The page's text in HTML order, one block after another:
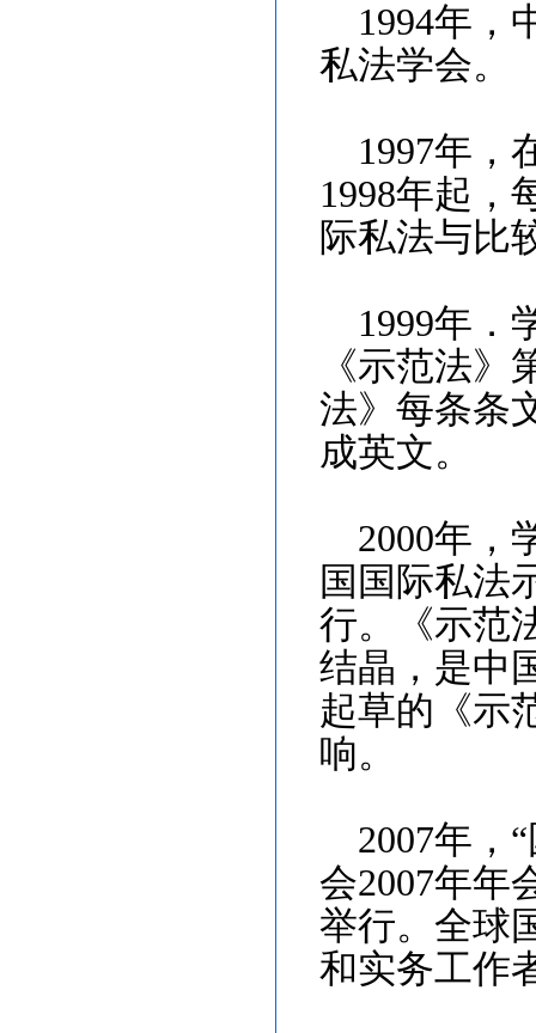
1994年，
私法学会。
1997年，
1998年起，
际私法与比
1999年．
《示范法
法》每条条
成英文。
2000年，
国国际私法
行。《示范
结晶，是中
起草的《示
响。
2007年，
会2007年年
举行。全球
和实务工作